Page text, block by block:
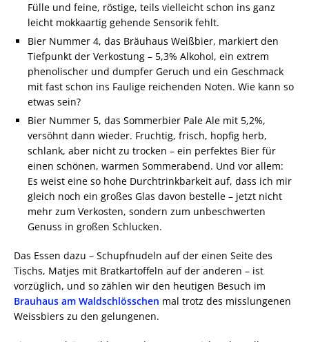
Fülle und feine, röstige, teils vielleicht schon ins ganz
leicht mokkaartig gehende Sensorik fehlt.
Bier Nummer 4, das Bräuhaus Weißbier, markiert den
Tiefpunkt der Verkostung – 5,3% Alkohol, ein extrem
phenolischer und dumpfer Geruch und ein Geschmack
mit fast schon ins Faulige reichenden Noten. Wie kann so
etwas sein?
Bier Nummer 5, das Sommerbier Pale Ale mit 5,2%,
versöhnt dann wieder. Fruchtig, frisch, hopfig herb,
schlank, aber nicht zu trocken – ein perfektes Bier für
einen schönen, warmen Sommerabend. Und vor allem:
Es weist eine so hohe Durchtrinkbarkeit auf, dass ich mir
gleich noch ein großes Glas davon bestelle – jetzt nicht
mehr zum Verkosten, sondern zum unbeschwerten
Genuss in großen Schlucken.
Das Essen dazu – Schupfnudeln auf der einen Seite des
Tischs, Matjes mit Bratkartoffeln auf der anderen – ist
vorzüglich, und so zählen wir den heutigen Besuch im
Brauhaus am Waldschlösschen mal trotz des misslungenen
Weissbiers zu den gelungenen.